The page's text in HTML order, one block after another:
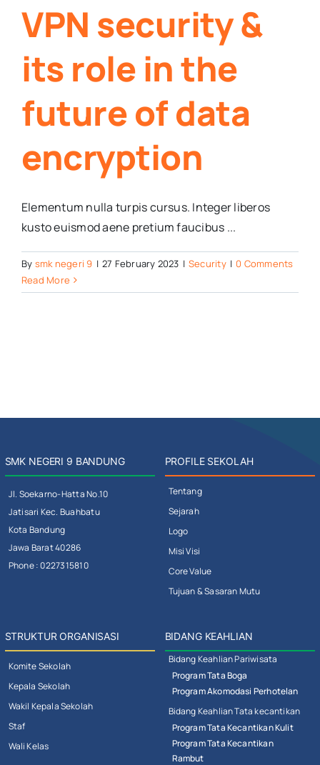
VPN security &
its role in the
future of data
encryption
Elementum nulla turpis cursus. Integer liberos
kusto euismod aene pretium faucibus ...
By smk negeri 9 | 27 February 2023 | Security | 0 Comments
Read More
SMK NEGERI 9 BANDUNG
Jl. Soekarno-Hatta No.10
Jatisari Kec. Buahbatu
Kota Bandung
Jawa Barat 40286
Phone : 0227315810
PROFILE SEKOLAH
Tentang
Sejarah
Logo
Misi Visi
Core Value
Tujuan & Sasaran Mutu
STRUKTUR ORGANISASI
Komite Sekolah
Kepala Sekolah
Wakil Kepala Sekolah
Staf
Wali Kelas
BIDANG KEAHLIAN
Bidang Keahlian Pariwisata
Program Tata Boga
Program Akomodasi Perhotelan
Bidang Keahlian Tata kecantikan
Program Tata Kecantikan Kulit
Program Tata Kecantikan
Rambut